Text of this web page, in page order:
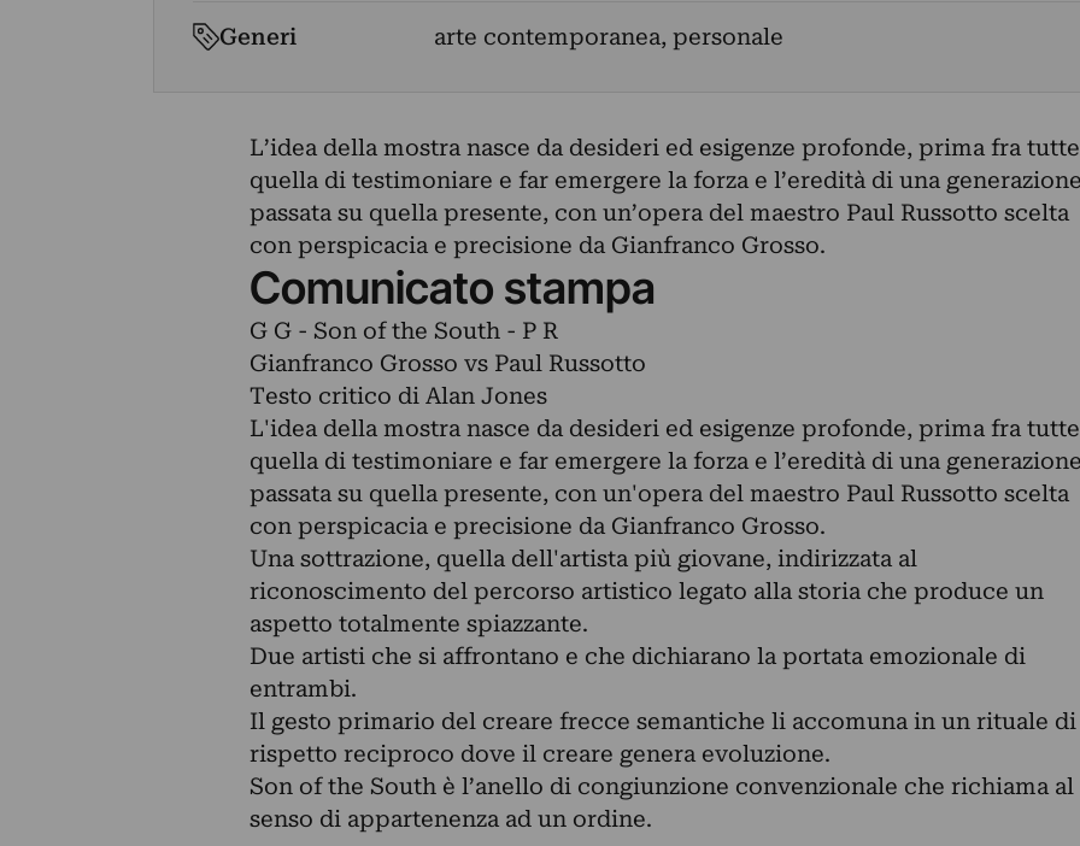
Generi arte contemporanea, personale
L’idea della mostra nasce da desideri ed esigenze profonde, prima fra tutte
quella di testimoniare e far emergere la forza e l’eredità di una
passata su quella presente, con un’opera del maestro Paul Russotto scelta
con perspicacia e precisione da Gianfranco Grosso.
Comunicato stampa
G G - Son of the South - P R
Gianfranco Grosso vs Paul Russotto
Testo critico di Alan Jones
L'idea della mostra nasce da desideri ed esigenze profonde, prima fra tutte
quella di testimoniare e far emergere la forza e l’eredità di una
passata su quella presente, con un'opera del maestro Paul Russotto scelta
con perspicacia e precisione da Gianfranco Grosso.
Una sottrazione, quella dell'artista più giovane, indirizzata al
riconoscimento del percorso artistico legato alla storia che produce un
aspetto totalmente spiazzante.
Due artisti che si affrontano e che dichiarano la portata emozionale di
entrambi.
Il gesto primario del creare frecce semantiche li accomuna in un rituale di
rispetto reciproco dove il creare genera evoluzione.
Son of the South è l’anello di congiunzione convenzionale che richiama al
senso di appartenenza ad un ordine.